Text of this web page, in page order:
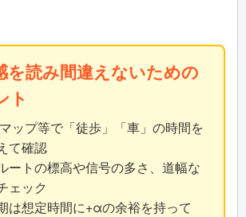
を読み間違えないための
ト
ップ等で「徒歩」「車」の時間を
て確認
ートの標高や信号の多さ、道幅な
ェック
は想定時間に+αの余裕を持って